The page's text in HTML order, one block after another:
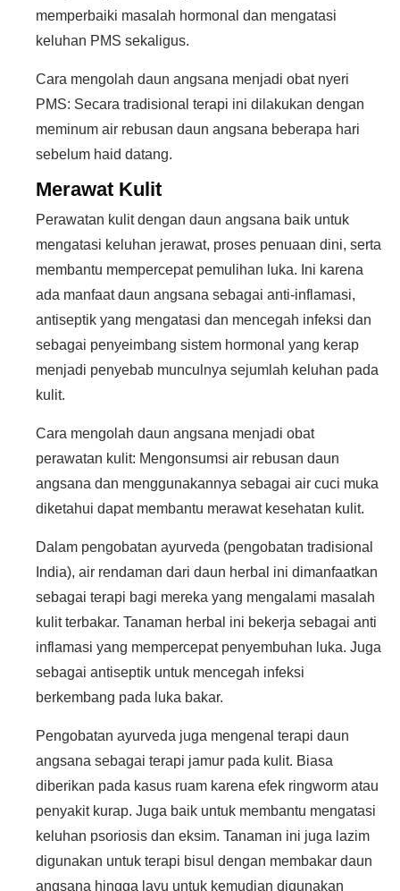
memperbaiki masalah hormonal dan mengatasi
keluhan PMS sekaligus.
Cara mengolah daun angsana menjadi obat nyeri
PMS: Secara tradisional terapi ini dilakukan dengan
meminum air rebusan daun angsana beberapa hari
sebelum haid datang.
Merawat Kulit
Perawatan kulit dengan daun angsana baik untuk
mengatasi keluhan jerawat, proses penuaan dini, serta
membantu mempercepat pemulihan luka. Ini karena
ada manfaat daun angsana sebagai anti-inflamasi,
antiseptik yang mengatasi dan mencegah infeksi dan
sebagai penyeimbang sistem hormonal yang kerap
menjadi penyebab munculnya sejumlah keluhan pada
kulit.
Cara mengolah daun angsana menjadi obat
perawatan kulit: Mengonsumsi air rebusan daun
angsana dan menggunakannya sebagai air cuci muka
diketahui dapat membantu merawat kesehatan kulit.
Dalam pengobatan ayurveda (pengobatan tradisional
India), air rendaman dari daun herbal ini dimanfaatkan
sebagai terapi bagi mereka yang mengalami masalah
kulit terbakar. Tanaman herbal ini bekerja sebagai anti
inflamasi yang mempercepat penyembuhan luka. Juga
sebagai antiseptik untuk mencegah infeksi
berkembang pada luka bakar.
Pengobatan ayurveda juga mengenal terapi daun
angsana sebagai terapi jamur pada kulit. Biasa
diberikan pada kasus ruam karena efek ringworm atau
penyakit kurap. Juga baik untuk membantu mengatasi
keluhan psoriosis dan eksim. Tanaman ini juga lazim
digunakan untuk terapi bisul dengan membakar daun
angsana hingga layu untuk kemudian digunakan